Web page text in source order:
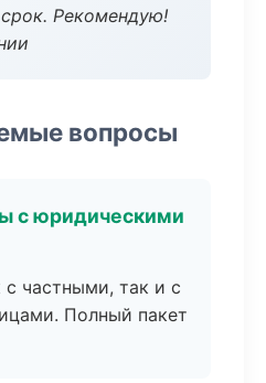
Рекомендую!
вопросы
с юридическими
частными, так и с
Полный пакет